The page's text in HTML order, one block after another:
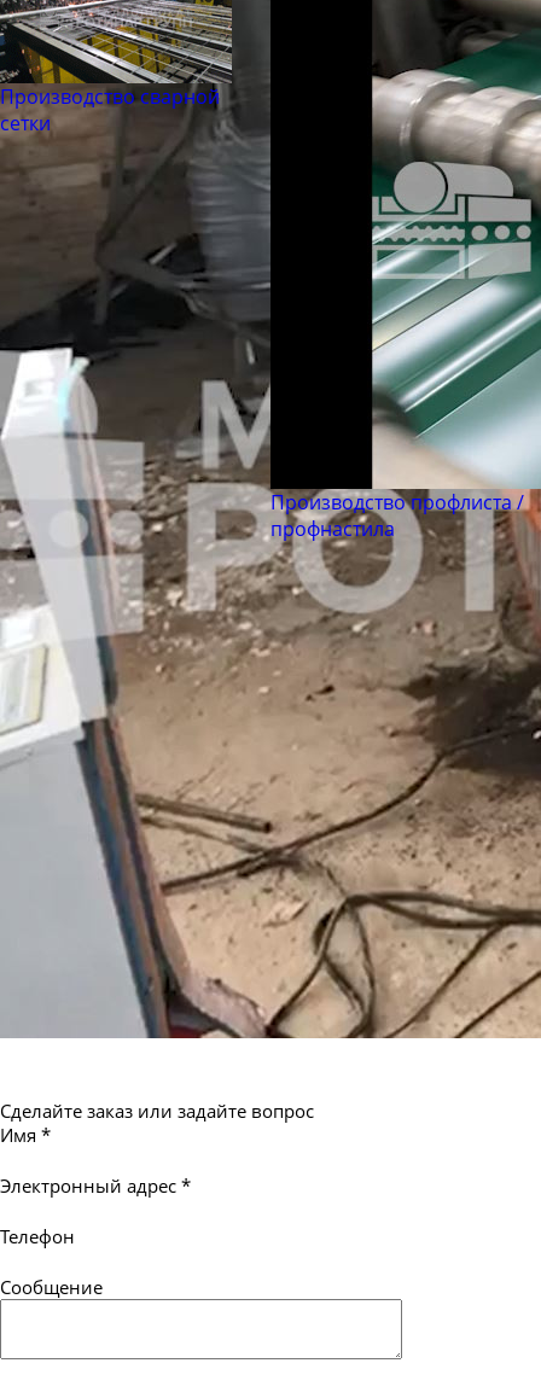
Производство сварной
сетки
Производство профлиста /
профнастила
Сделайте заказ или задайте вопрос
Имя *
Электронный адрес *
Телефон
Сообщение